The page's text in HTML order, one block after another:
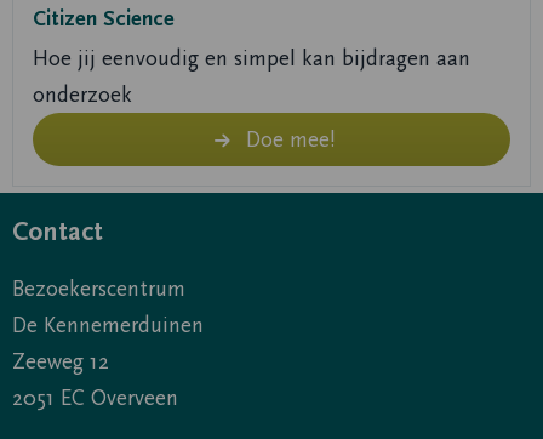
Citizen Science
Hoe jij eenvoudig en simpel kan bijdragen aan
onderzoek
Doe mee!
Contact
Bezoekerscentrum
De Kennemerduinen
Zeeweg 12
2051 EC Overveen